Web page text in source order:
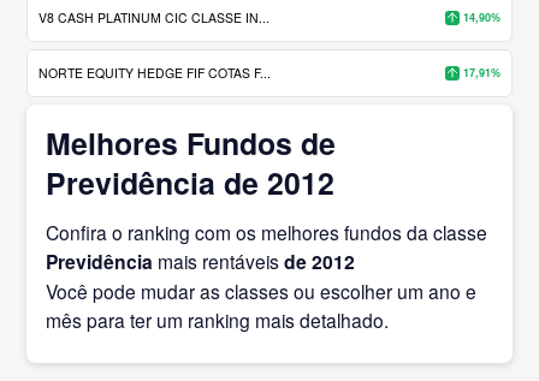
V8 CASH PLATINUM CIC CLASSE IN... 14,90%
NORTE EQUITY HEDGE FIF COTAS F... 17,91%
Melhores Fundos de
Previdência de 2012
Confira o ranking com os melhores fundos da classe
Previdência mais rentáveisde 2012
Você pode mudar as classes ou escolher um ano e
mês para ter um ranking mais detalhado.